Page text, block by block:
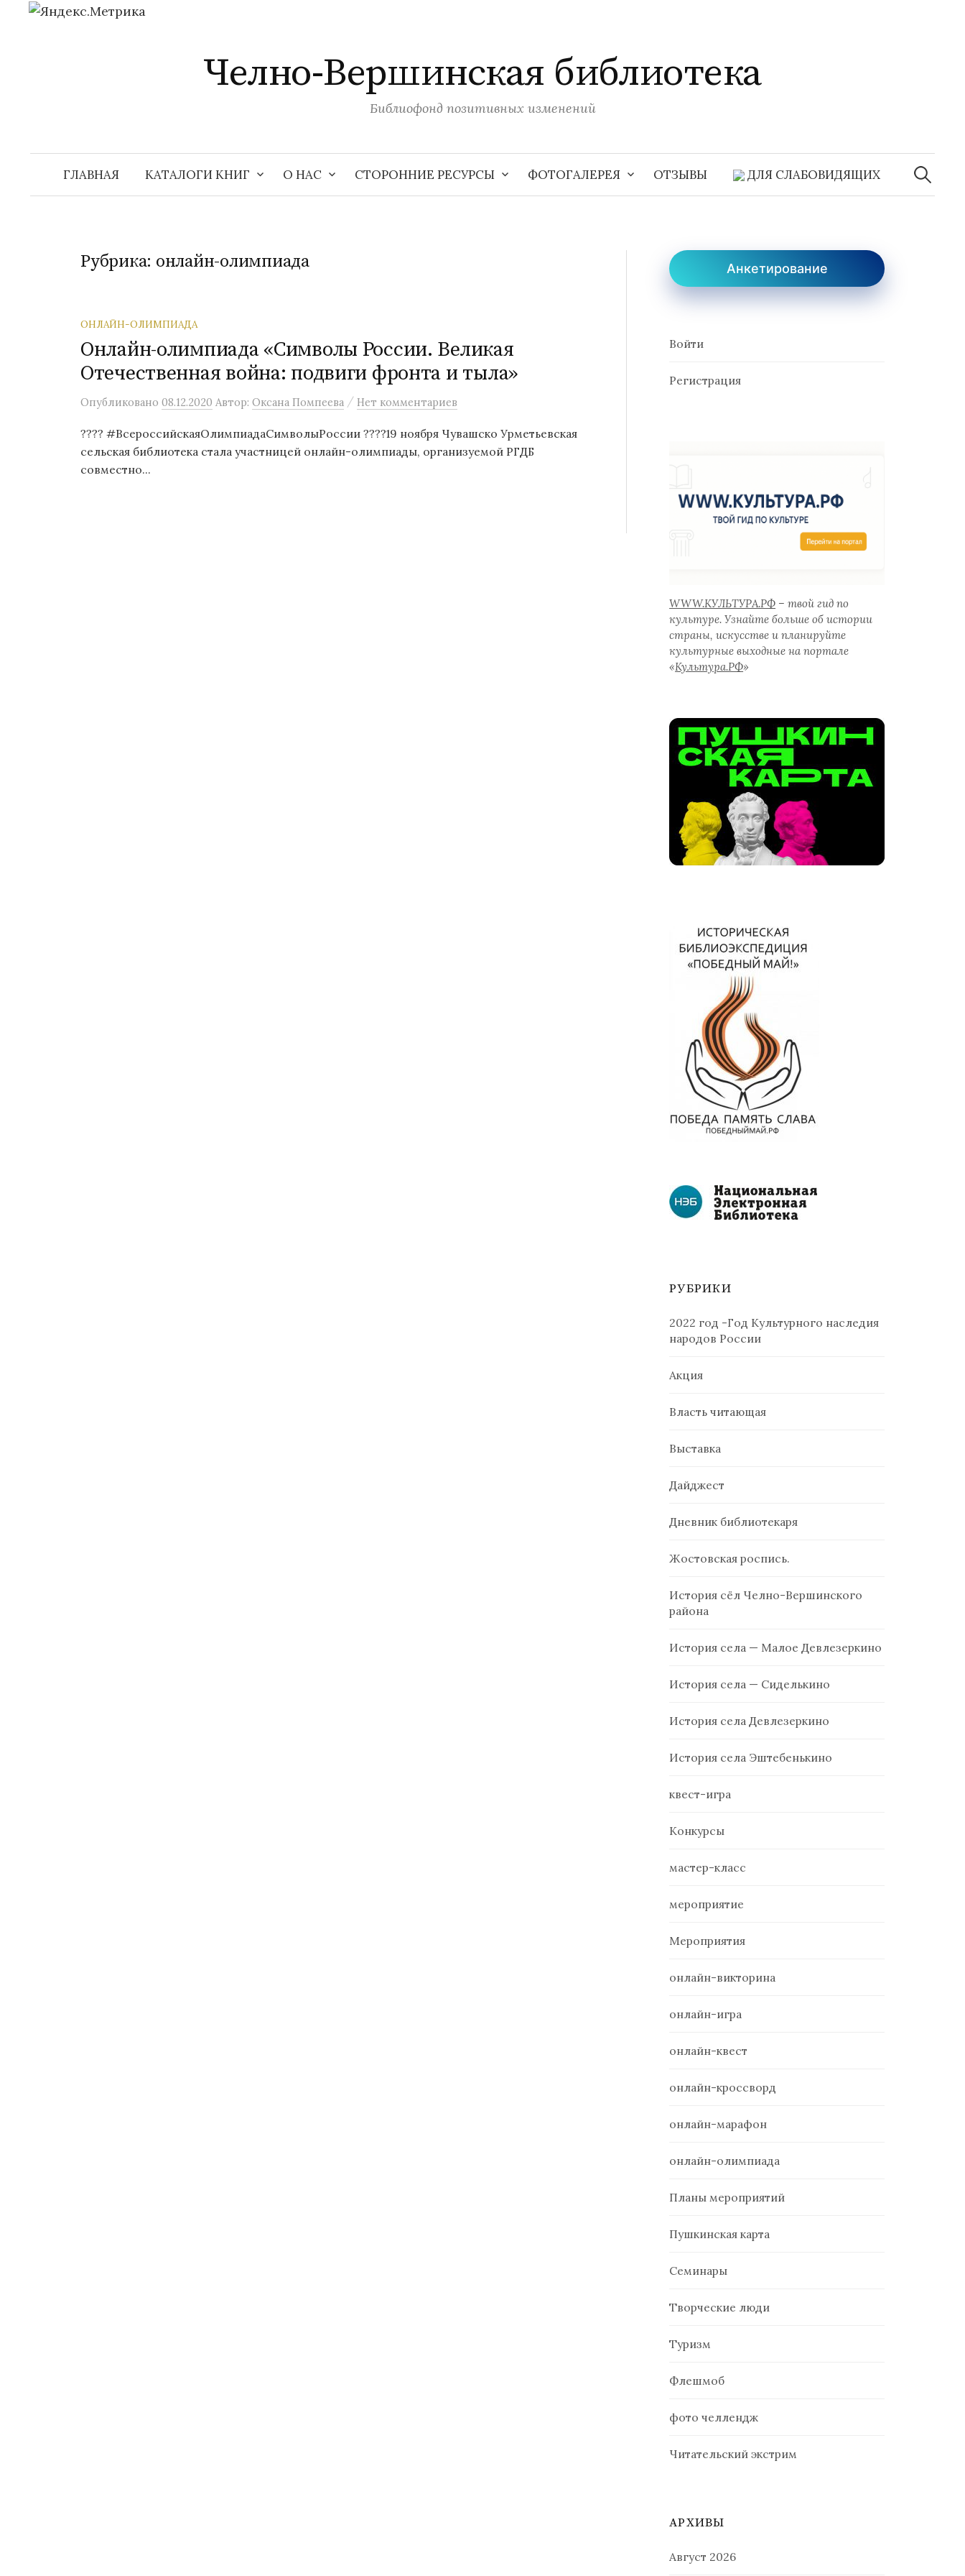
Челно-Вершинская библиотека
Библиофонд позитивных изменений
ГЛАВНАЯ КАТАЛОГИ КНИГ О НАС СТОРОННИЕ РЕСУРСЫ ФОТОГАЛЕРЕЯ ОТЗЫВЫ ДЛЯ СЛАБОВИДЯЩИХ
Найти:
Рубрика: онлайн-олимпиада
ОНЛАЙН-ОЛИМПИАДА
Онлайн-олимпиада «Символы России. Великая
Отечественная война: подвиги фронта и тыла»
Опубликовано 08.12.2020 Автор: Оксана Помпеева / Нет комментариев
???? #ВсероссийскаяОлимпиадаСимволыРоссии ????19 ноября Чувашско Урметьевская
сельская библиотека стала участницей онлайн-олимпиады, организуемой РГДБ
совместно...
Анкетирование
Войти
Регистрация
WWW.КУЛЬТУРА.РФ – твой гид по
культуре. Узнайте больше об истории
страны, искусстве и планируйте
культурные выходные на портале
«Культура.РФ»
РУБРИКИ
2022 год -Год Культурного наследия
народов России
Акция
Власть читающая
Выставка
Дайджест
Дневник библиотекаря
Жостовская роспись.
История сёл Челно-Вершинского
района
История села — Малое Девлезеркино
История села — Сиделькино
История села Девлезеркино
История села Эштебенькино
квест-игра
Конкурсы
мастер-класс
мероприятие
Мероприятия
онлайн-викторина
онлайн-игра
онлайн-квест
онлайн-кроссворд
онлайн-марафон
онлайн-олимпиада
Планы мероприятий
Пушкинская карта
Семинары
Творческие люди
Туризм
Флешмоб
фото челлендж
Читательский экстрим
АРХИВЫ
Август 2026